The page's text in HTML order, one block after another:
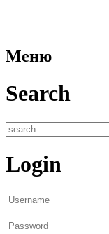
Меню
Search
Login